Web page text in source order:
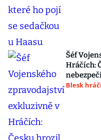
Šéf
Hráčích:
Blesk hráči